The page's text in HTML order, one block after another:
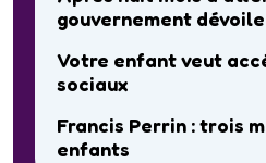
gouvernement dévoile
Votre enfant veut
sociaux
Francis Perrin : trois
enfants